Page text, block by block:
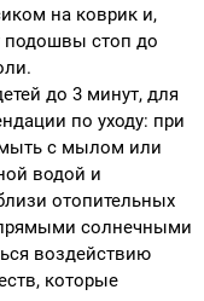
на коврик и,
подошвы стоп до
до 3 минут, для
по уходу: при
с мылом или
водой и
отопительных
солнечными
воздействию
которые